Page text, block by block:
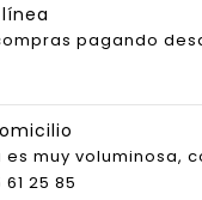
pagando
es muy voluminosa,
25 85